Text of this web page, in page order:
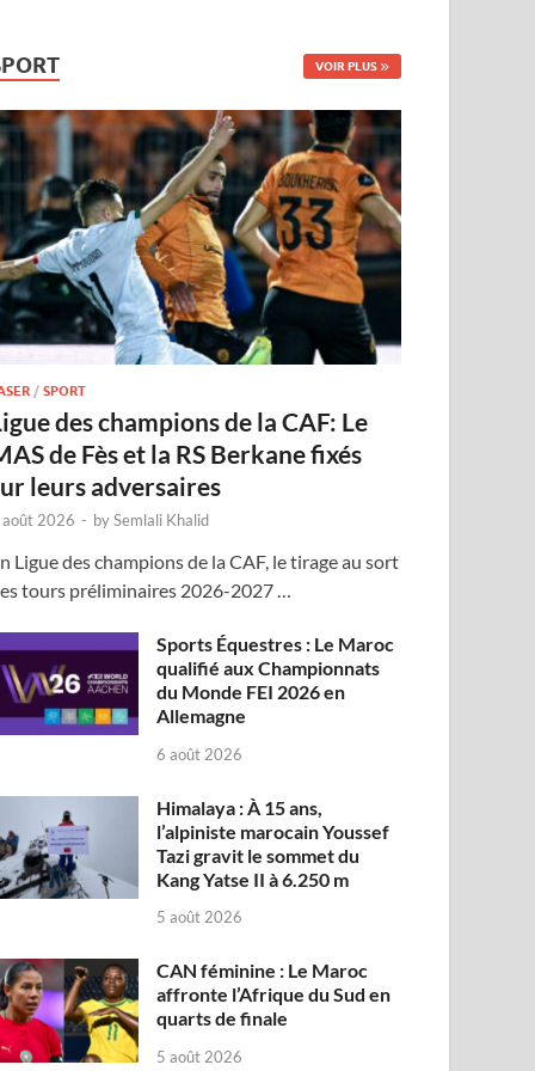
VOIR PLUS
/SPORT
des champions de la CAF: Le
de Fès et la RS Berkane fixés
leurs adversaires
2026 - bySemlali Khalid
Ligue des champions de la CAF, le tirage au sort
tours préliminaires 2026-2027 …
Sports Équestres : Le Maroc
qualifié aux Championnats
du Monde FEI 2026 en
Allemagne
6 août 2026
Himalaya : À 15 ans,
l’alpiniste marocain Youssef
Tazi gravit le sommet du
Kang Yatse II à 6.250 m
5 août 2026
CAN féminine : Le Maroc
affronte l’Afrique du Sud en
quarts de finale
5 août 2026